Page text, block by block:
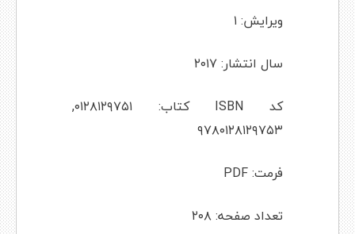
ویرایش: ۱
سال انتشار: ۲۰۱۷
کد ISBN کتاب: ۰۱۲۸۱۲۹۷۵۱,
۹۷۸۰۱۲۸۱۲۹۷۵۳
فرمت: PDF
تعداد صفحه: ۲۰۸